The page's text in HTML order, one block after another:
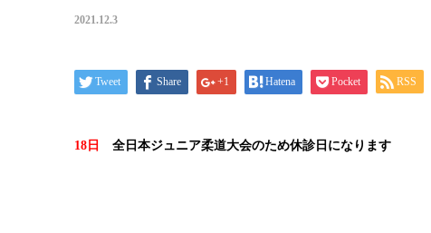
2021.12.3
Tweet Share +1 Hatena Pocket RSS
18日 全日本ジュニア柔道大会のため休診日になります